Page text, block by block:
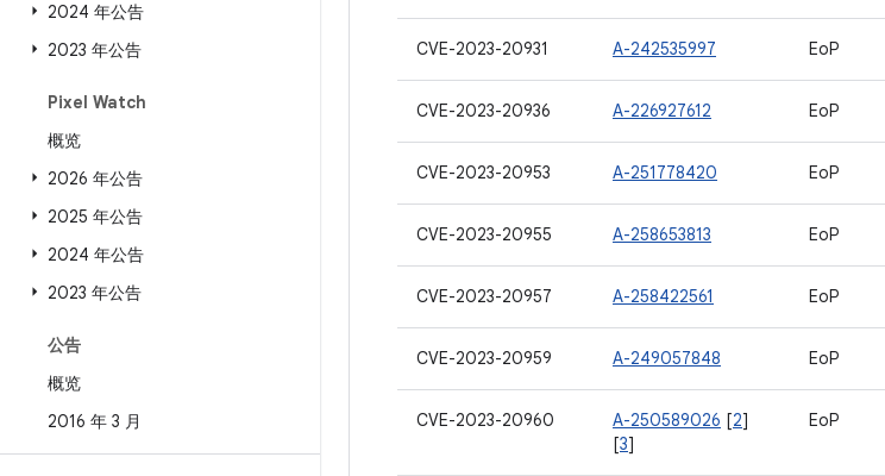
2024 年公告
2023 年公告
Pixel Watch
概览
2026 年公告
2025 年公告
2024 年公告
2023 年公告
公告
概览
2016 年 3 月
CVE-2023-20931 A-242535997 EoP
CVE-2023-20936 A-226927612 EoP
CVE-2023-20953 A-251778420 EoP
CVE-2023-20955 A-258653813 EoP
CVE-2023-20957 A-258422561 EoP
CVE-2023-20959 A-249057848 EoP
CVE-2023-20960 A-250589026 [2]
[3]
EoP